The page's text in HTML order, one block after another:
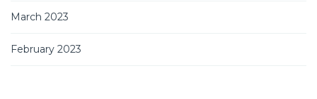
March 2023
February 2023